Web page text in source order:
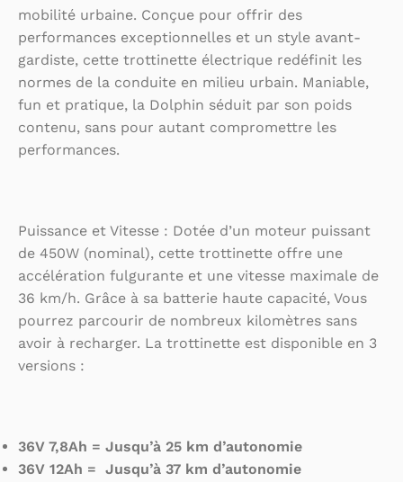
mobilité urbaine. Conçue pour offrir des
performances exceptionnelles et un style avant-
gardiste, cette trottinette électrique redéfinit les
normes de la conduite en milieu urbain. Maniable,
fun et pratique, la Dolphin séduit par son poids
contenu, sans pour autant compromettre les
performances.
Puissance et Vitesse : Dotée d’un moteur puissant
de 450W (nominal), cette trottinette offre une
accélération fulgurante et une vitesse maximale de
36 km/h. Grâce à sa batterie haute capacité, Vous
pourrez parcourir de nombreux kilomètres sans
avoir à recharger. La trottinette est disponible en 3
versions :
36V 7,8Ah = Jusqu’à 25 km d’autonomie
36V 12Ah = Jusqu’à 37 km d’autonomie